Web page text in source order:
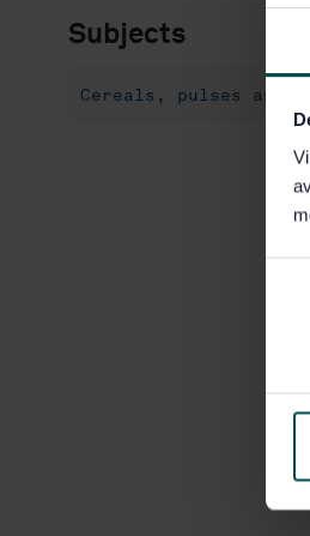
s
Subjects
Cereals, pulses and